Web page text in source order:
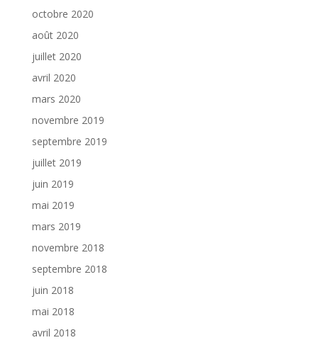
octobre 2020
août 2020
juillet 2020
avril 2020
mars 2020
novembre 2019
septembre 2019
juillet 2019
juin 2019
mai 2019
mars 2019
novembre 2018
septembre 2018
juin 2018
mai 2018
avril 2018